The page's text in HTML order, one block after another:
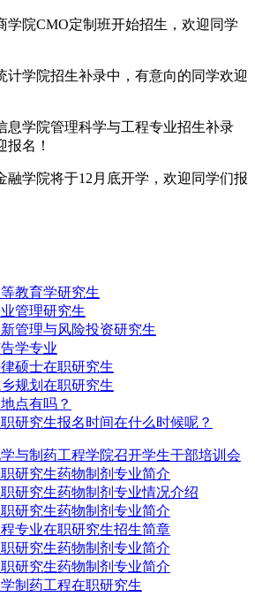
学院CMO定制班开始招生，欢迎同学
计学院招生补录中，有意向的同学欢迎
息学院管理科学与工程专业招生补录
报名！
融学院将于12月底开学，欢迎同学们报
教育学研究生
管理研究生
管理与风险投资研究生
学专业
硕士在职研究生
规划在职研究生
点有吗？
研究生报名时间在什么时候呢？
与制药工程学院召开学生干部培训会
研究生药物制剂专业简介
研究生药物制剂专业情况介绍
研究生药物制剂专业简介
专业在职研究生招生简章
研究生药物制剂专业简介
研究生药物制剂专业简介
学制药工程在职研究生